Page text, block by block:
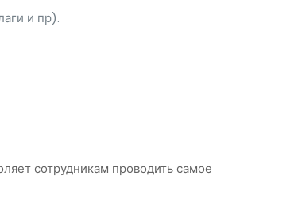
и пр).
сотрудникам проводить самое